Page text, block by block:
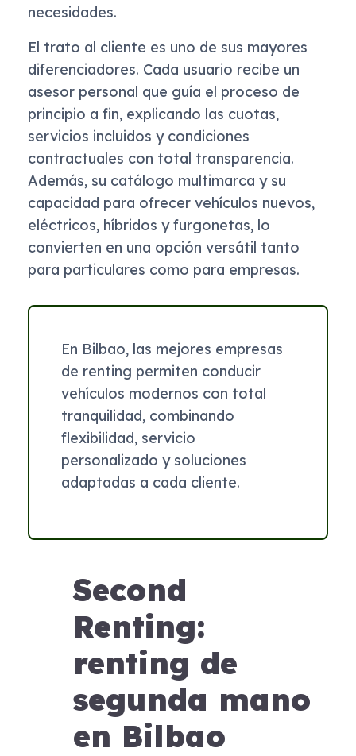
necesidades.
El trato al cliente es uno de sus mayores
diferenciadores. Cada usuario recibe un
asesor personal que guía el proceso de
principio a fin, explicando las cuotas,
servicios incluidos y condiciones
contractuales con total transparencia.
Además, su catálogo multimarca y su
capacidad para ofrecer vehículos nuevos,
eléctricos, híbridos y furgonetas, lo
convierten en una opción versátil tanto
para particulares como para empresas.
En Bilbao, las mejores empresas
de renting permiten conducir
vehículos modernos con total
tranquilidad, combinando
flexibilidad, servicio
personalizado y soluciones
adaptadas a cada cliente.
Second
Renting:
renting de
segunda mano
en Bilbao